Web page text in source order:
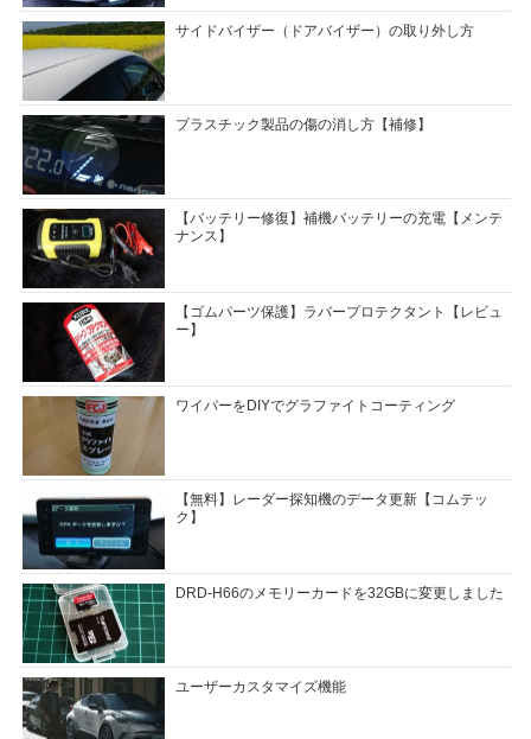
サイドバイザー（ドアバイザー）の取り外し方
プラスチック製品の傷の消し方【補修】
【バッテリー修復】補機バッテリーの充電【メンテ
ナンス】
【ゴムパーツ保護】ラバープロテクタント【レビュ
ー】
ワイパーをDIYでグラファイトコーティング
【無料】レーダー探知機のデータ更新【コムテッ
ク】
DRD-H66のメモリーカードを32GBに変更しました
ユーザーカスタマイズ機能